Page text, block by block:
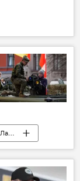
Старая техника по новым ценам: как вооружается Латвия